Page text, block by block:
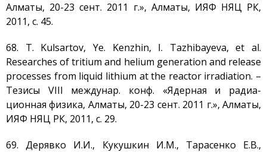
Алматы, 20-23 сент. 2011 г.», Алматы, ИЯФ НЯЦ РК,
2011, с. 45.
68. T. Kulsartov, Ye. Kenzhin, I. Tazhibayeva, et al.
Researches of tritium and helium generation and release
processes from liquid lithium at the reactor irradiation. –
Тезисы VIII междунар. конф. «Ядерная и радиа-
ционная физика, Алматы, 20-23 сент. 2011 г.», Алматы,
ИЯФ НЯЦ РК, 2011, с. 29.
69. Дерявко И.И., Кукушкин И.М., Тарасенко Е.В.,